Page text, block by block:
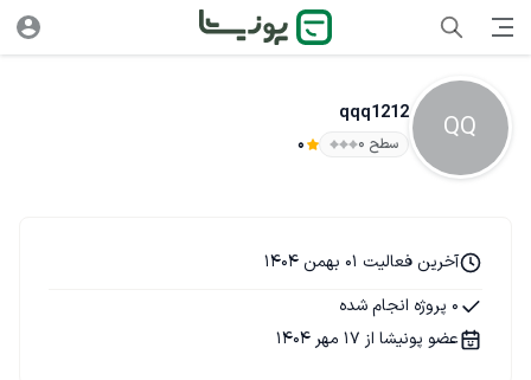
QQ
qqq1212
سطح ۰ 0
آخرین فعالیت 01 بهمن 1404
0 پروژه انجام شده
عضو پونیشا از 17 مهر 1404